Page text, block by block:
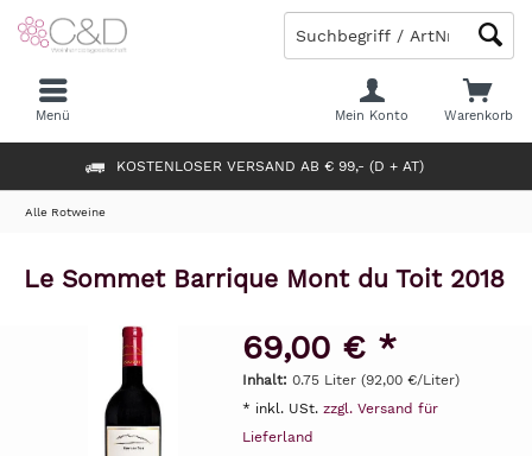
KOSTENLOSER VERSAND AB € 99,- (D + AT)
Warenkorb
Mein Konto
Menü
Alle Rotweine
Le Sommet Barrique Mont du Toit 2018
69,00 € *
Inhalt: 0.75 Liter (92,00 €/Liter)
* inkl. USt. zzgl. Versand für
Lieferland